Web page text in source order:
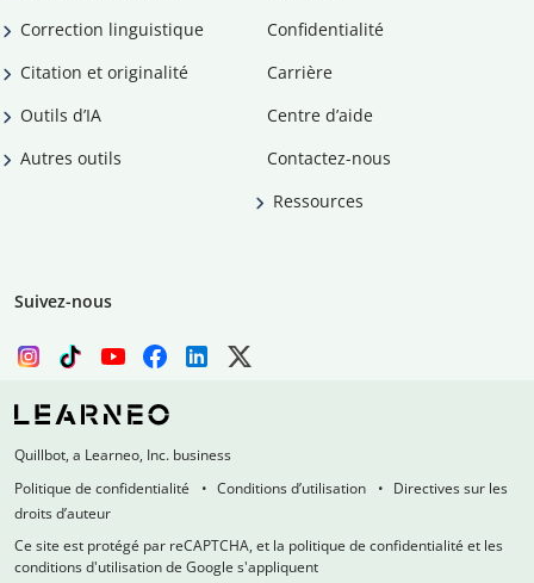
Correction linguistique
Citation et originalité
Outils d’IA
Autres outils
Confidentialité
Carrière
Centre d’aide
Contactez-nous
Ressources
Suivez-nous
Quillbot, a Learneo, Inc. business
Politique de confidentialité
Conditions d’utilisation
Directives sur les
droits d’auteur
Ce site est protégé par reCAPTCHA, et la politique de confidentialité et les
conditions d'utilisation de Google s'appliquent